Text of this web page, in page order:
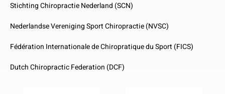
Stichting Chiropractie Nederland (SCN)
Nederlandse Vereniging Sport Chiropractie (NVSC)
Fédération Internationale de Chiropratique du Sport (FICS)
Dutch Chiropractic Federation (DCF)